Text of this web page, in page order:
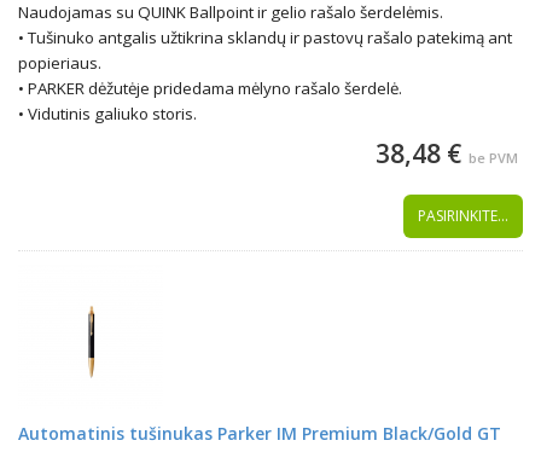
Naudojamas su QUINK Ballpoint ir gelio rašalo šerdelėmis.
• Tušinuko antgalis užtikrina sklandų ir pastovų rašalo patekimą ant
popieriaus.
• PARKER dėžutėje pridedama mėlyno rašalo šerdelė.
• Vidutinis galiuko storis.
38,48 € be PVM
PASIRINKITE...
Automatinis tušinukas Parker IM Premium Black/Gold GT